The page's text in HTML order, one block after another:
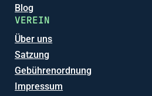
Blog
VEREIN
Über uns
Satzung
Gebührenordnung
Impressum